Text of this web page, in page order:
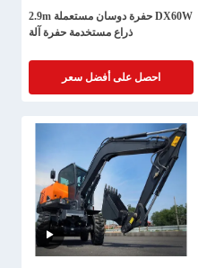
DX60W حفرة دوسان مستعملة 2.9m
ذراع مستخدمة حفرة آلة
احصل على أفضل سعر